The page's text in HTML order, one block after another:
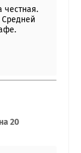
честная.
20